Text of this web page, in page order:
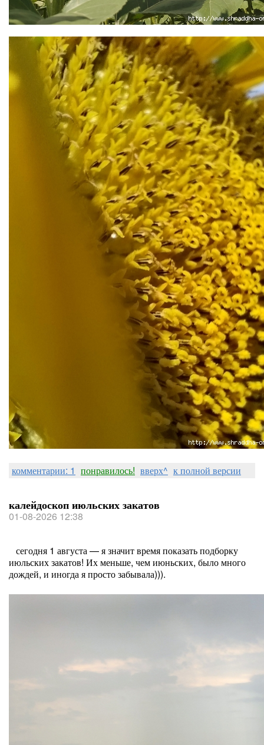
комментарии: 1 понравилось! вверх^ к полной версии
калейдоскоп июльских закатов
01-08-2026 12:38
сегодня 1 августа — я значит время показать подборку
июльских закатов! Их меньше, чем июньских, было много
дождей, и иногда я просто забывала))).